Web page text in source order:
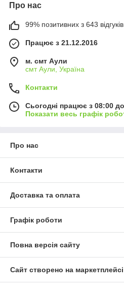
Про нас
99% позитивних з 643 відгуків
Працює з 21.12.2016
м. смт Аули
смт Аули, Україна
Контакти
Сьогодні працює з 08:00
Показати весь графік
Про нас
Контакти
Доставка та оплата
Графік роботи
Повна версія сайту
Сайт створено на маркетплейсі